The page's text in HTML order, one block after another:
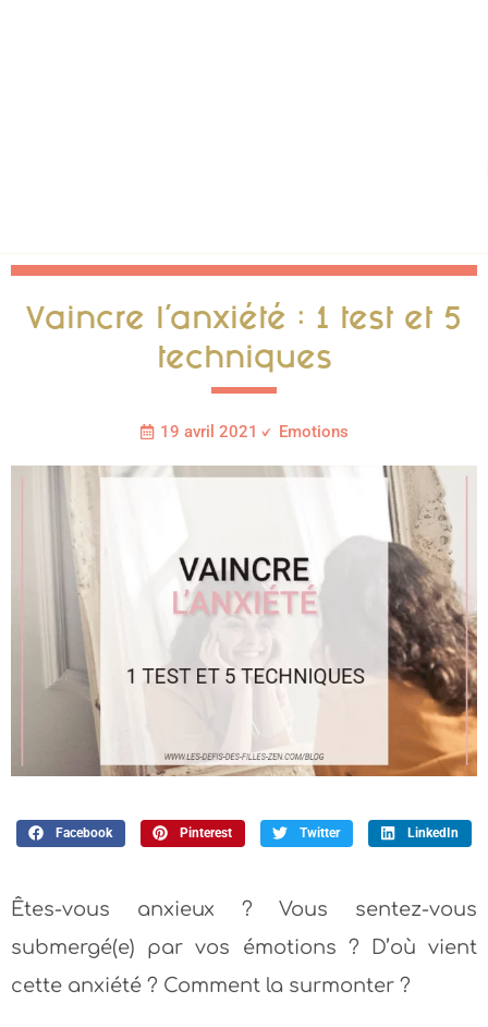
Vaincre l’anxiété : 1 test et 5
techniques
19 avril 2021 Emotions
Facebook Pinterest Twitter LinkedIn
Êtes-vous anxieux ? Vous sentez-vous
submergé(e) par vos émotions ? D’où vient
cette anxiété ? Comment la surmonter ?